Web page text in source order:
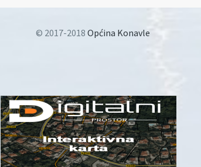
© 2017-2018 Općina Konavle